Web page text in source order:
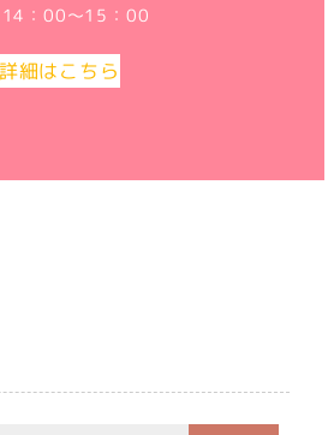
：00～15：00
詳細はこちら